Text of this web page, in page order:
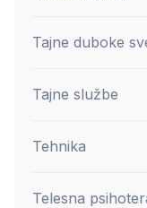
Tajne duboke
Tajne službe
Tehnika
Telesna